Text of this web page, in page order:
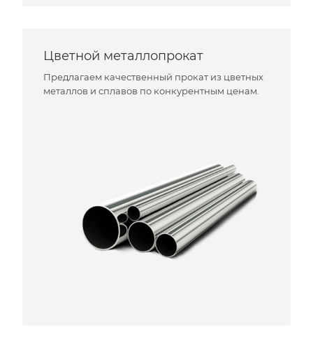
Цветной металлопрокат
Предлагаем качественный прокат из цветных
металлов и сплавов по конкурентным ценам.